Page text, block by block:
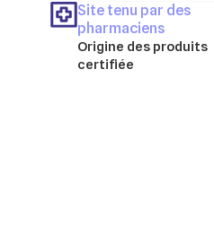
Site tenu par des
pharmaciens
Origine des produits
certifiée